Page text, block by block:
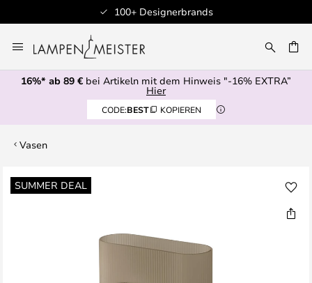
100+ Designerbrands
Inhalt
springen
16%* ab 89 € bei Artikeln mit dem Hinweis "-16% EXTRA”
Hier
CODE:BEST KOPIEREN
Vasen
SUMMER DEAL
Zum
Ende